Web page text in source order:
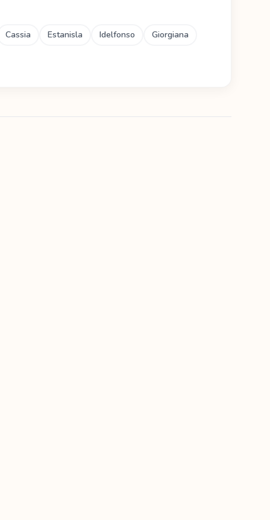
Cassia Estanisla Idelfonso Giorgiana